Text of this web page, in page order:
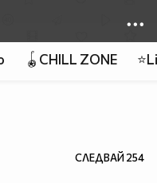
🪀CHILL ZONE
СЛЕДВАЙ254